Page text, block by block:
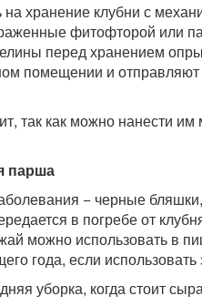
на хранение клубни с
фитофторой или
перед хранением
помещении и
так как можно нанести
парша
− черные
в погребе от
можно использовать в
года, если
уборка, когда стоит